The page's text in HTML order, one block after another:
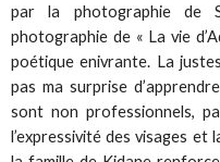
par la photographie de
photographie de « La vie
poétique enivrante. La
pas ma surprise
sont non professionnels,
l’expressivité des visages et